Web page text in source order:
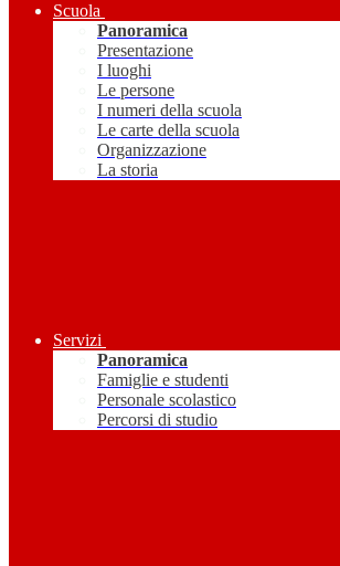
Scuola
Panoramica
Presentazione
I luoghi
Le persone
I numeri della scuola
Le carte della scuola
Organizzazione
La storia
Servizi
Panoramica
Famiglie e studenti
Personale scolastico
Percorsi di studio